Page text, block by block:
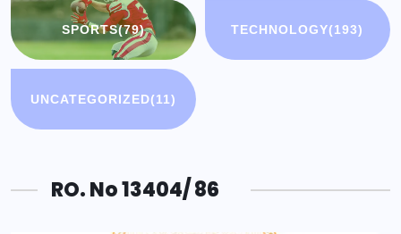
SPORTS(79) TECHNOLOGY(193)
UNCATEGORIZED(11)
RO. No 13404/ 86